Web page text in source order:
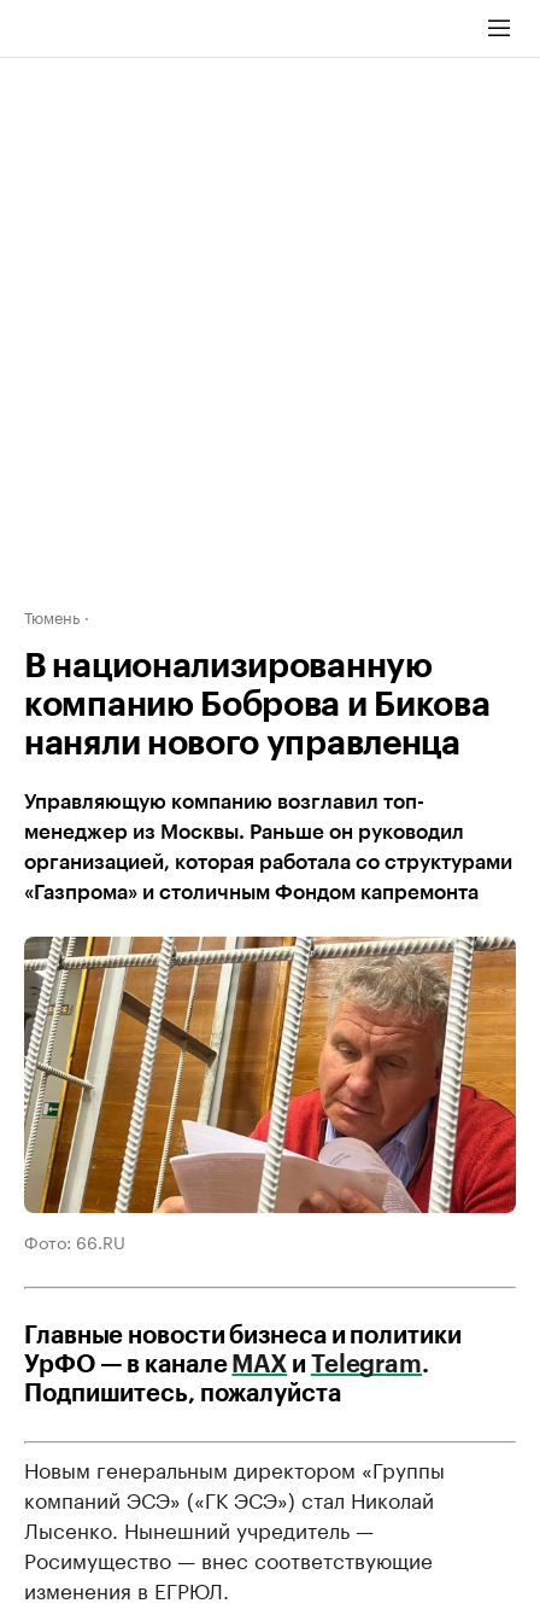
Тюмень
В национализированную
компанию Боброва и Бикова
наняли нового управленца
Управляющую компанию возглавил топ-
менеджер из Москвы. Раньше он руководил
организацией, которая работала со структурами
«Газпрома» и столичным Фондом капремонта
Фото: 66.RU
Главные новости бизнеса и политики
УрФО — в канале МАХ и Telegram.
Подпишитесь, пожалуйста
Новым генеральным директором «Группы
компаний ЭСЭ» («ГК ЭСЭ») стал Николай
Лысенко. Нынешний учредитель —
Росимущество — внес соответствующие
изменения в ЕГРЮЛ.